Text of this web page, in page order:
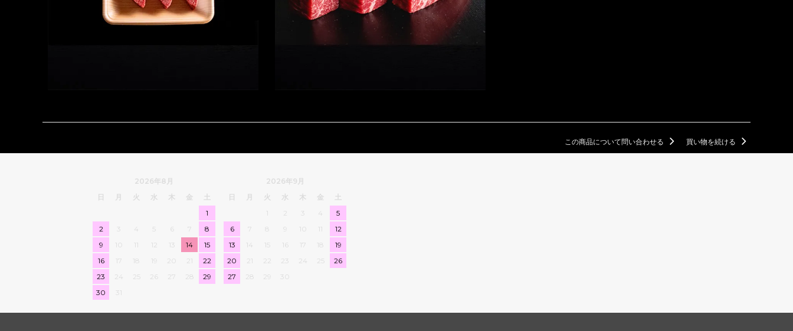
この商品について問い合わせる 買い物を続ける
2026年8月
月 火 水 木 金
1
2
3 4 5 6 7
8
9
10 11 12 13 14
15
16
17 18 19 21
22
23
24 25 26 27 28
29
30
31
2026年9月
月 火 水 木 金
1
3 4
5
6
7 8 9 10 11
12
13
14 15 16 17 18
19
20
21 23 24 25
26
27
28 29 30